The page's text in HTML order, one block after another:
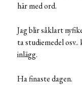
här med ord.
Jag blir såklart
ta studiemedel
inlägg.
Ha finaste dagen.